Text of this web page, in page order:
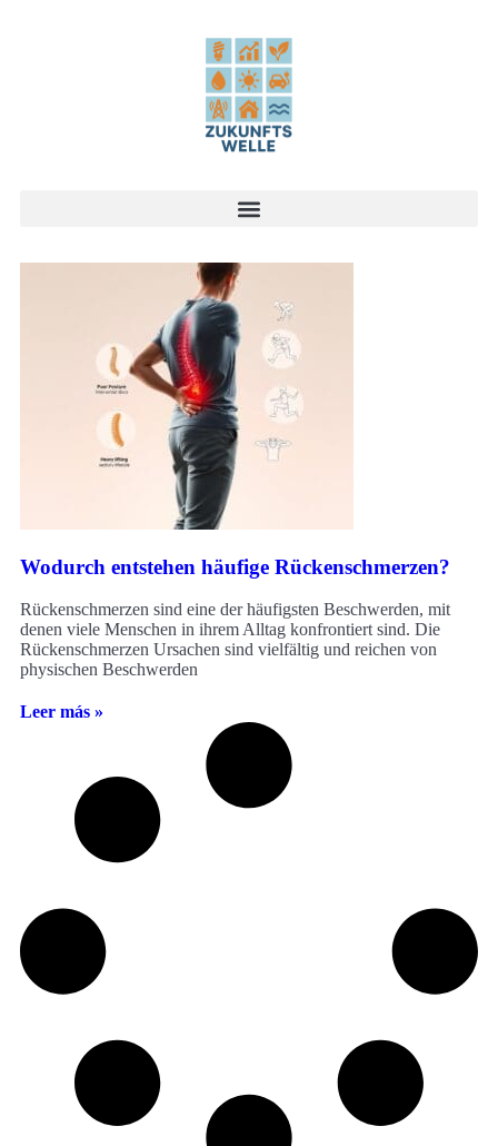
Wodurch entstehen häufige Rückenschmerzen?
Rückenschmerzen sind eine der häufigsten Beschwerden, mit
denen viele Menschen in ihrem Alltag konfrontiert sind. Die
Rückenschmerzen Ursachen sind vielfältig und reichen von
physischen Beschwerden
Leer más »